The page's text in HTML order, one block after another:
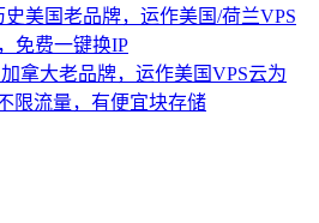
史美国老品牌，运作美国/荷兰VPS
免费一键换IP
拿大老品牌，运作美国VPS云为
限流量，有便宜块存储